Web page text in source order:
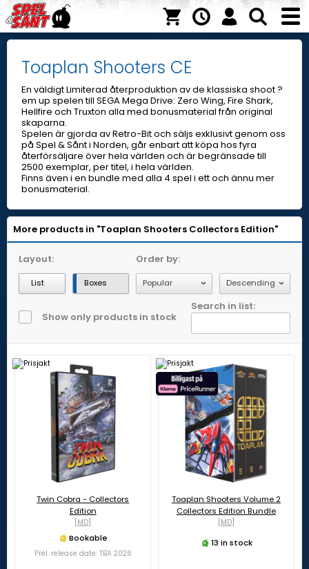
Toaplan Shooters CE
En väldigt Limiterad återproduktion av de klassiska shoot ?
em up spelen till SEGA Mega Drive: Zero Wing, Fire Shark,
Hellfire och Truxton alla med bonusmaterial från original
skaparna.
Spelen är gjorda av Retro-Bit och säljs exklusivt genom oss
på Spel & Sånt i Norden, går enbart att köpa hos fyra
återförsäljare över hela världen och är begränsade till
2500 exemplar, per titel, i hela världen.
Finns även i en bundle med alla 4 spel i ett och ännu mer
bonusmaterial.
More products in "Toaplan Shooters Collectors Edition"
Layout:
List Boxes
Order by:
Show only products in stock
Search in list:
Twin Cobra - Collectors
Edition
[MD]
Bookable
Prel. release date: TBA 2026
Toaplan Shooters Volume 2
Collectors Edition Bundle
[MD]
13 in stock